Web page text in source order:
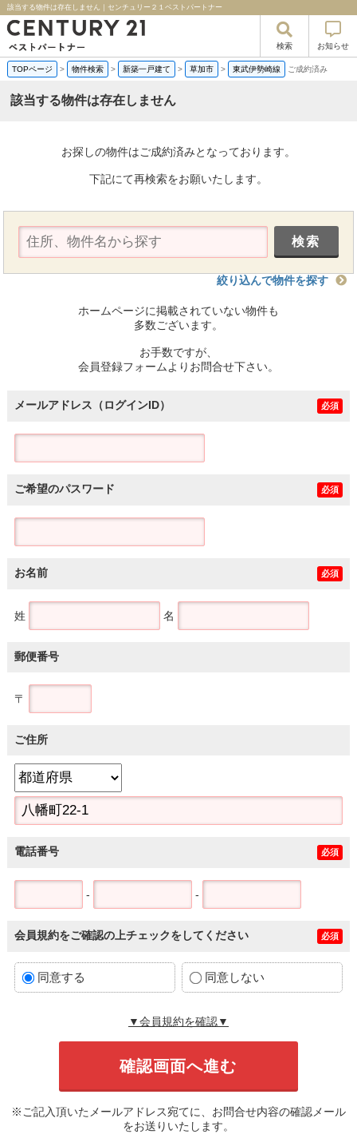
該当する物件は存在しません｜センチュリー２１ベストパートナー
検索 お知らせ
TOPページ > 物件検索 > 新築一戸建て > 草加市 > 東武伊勢崎線 ご成約済み
該当する物件は存在しません
お探しの物件はご成約済みとなっております。
下記にて再検索をお願いたします。
絞り込んで物件を探す
ホームページに掲載されていない物件も
多数ございます。
お手数ですが、
会員登録フォームよりお問合せ下さい。
メールアドレス（ログインID） 必須
ご希望のパスワード 必須
お名前 必須
姓 名
郵便番号
〒
ご住所
電話番号 必須
- -
会員規約をご確認の上チェックをしてください 必須
同意する 同意しない
▼会員規約を確認▼
※ご記入頂いたメールアドレス宛てに、お問合せ内容の確認メール
をお送りいたします。